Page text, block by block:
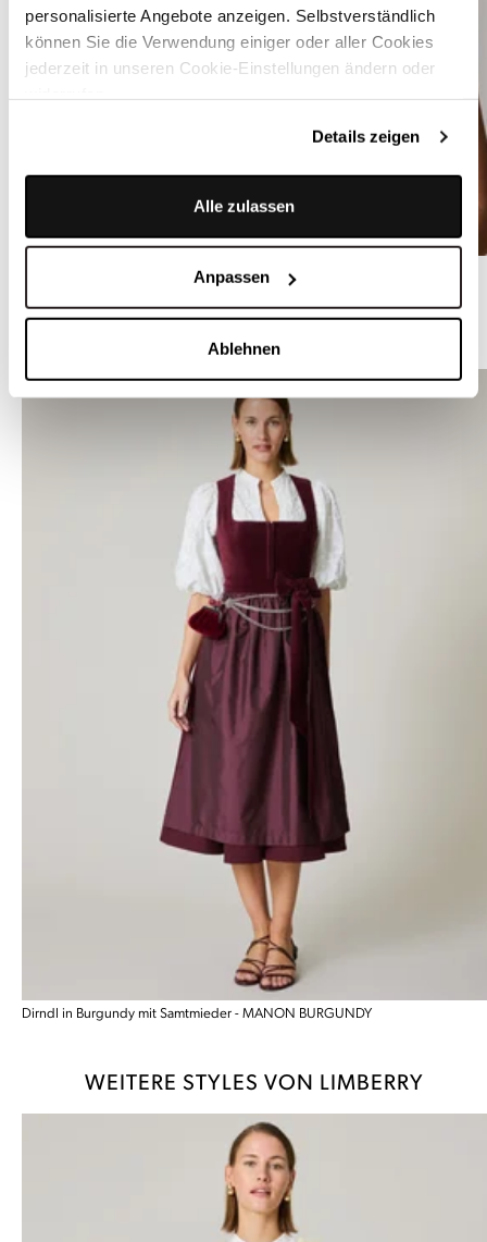
personalisierte Angebote anzeigen. Selbstverständlich
können Sie die Verwendung einiger oder aller Cookies
jederzeit in unseren Cookie-Einstellungen ändern oder
Details zeigen
Alle zulassen
Anpassen
Ablehnen
Transparente Bluse in Rot mit Flügelarm - SIERRA TRASNPARENT
ÄHNLICHE DIRNDL
Dirndl in Burgundy mit Samtmieder - MANON BURGUNDY
WEITERE STYLES VON LIMBERRY